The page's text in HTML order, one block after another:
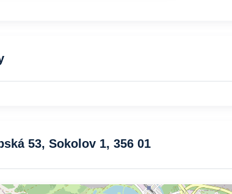
53, Sokolov 1, 356 01